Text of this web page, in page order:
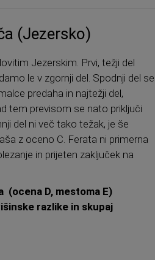
(Jezersko)
Jezerskim. Prvi, težji del
le v zgornji del. Spodnji del se
predaha in najtežji del,
tem previsom se nato priključi
del ni več tako težak, je še
z oceno C. Ferata ni primerna
in prijeten zaključek na
D, mestoma E)
razlike in skupaj